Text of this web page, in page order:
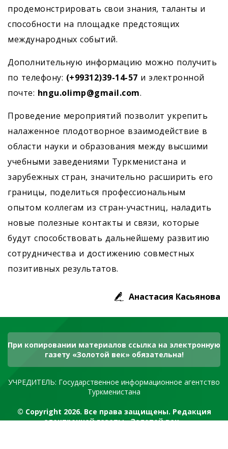
продемонстрировать свои знания, таланты и
способности на площадке предстоящих
международных событий.
Дополнительную информацию можно получить
по телефону: (+99312)39-14-57 и электронной
почте: hngu.olimp@gmail.com.
Проведение мероприятий позволит укрепить
налаженное плодотворное взаимодействие в
области науки и образования между высшими
учебными заведениями Туркменистана и
зарубежных стран, значительно расширить его
границы, поделиться профессиональным
опытом коллегам из стран-участниц, наладить
новые полезные контакты и связи, которые
будут способствовать дальнейшему развитию
сотрудничества и достижению совместных
позитивных результатов.
Анастасия Касьянова
При копировании материалов ссылка на электронную
газету «Золотой век» обязательна!
УЧРЕДИТЕЛЬ: Государственное информационное агентство
Туркменистана
© Copyright 2026. Все права защищены. Редакция
электронной газеты «Золотой век»